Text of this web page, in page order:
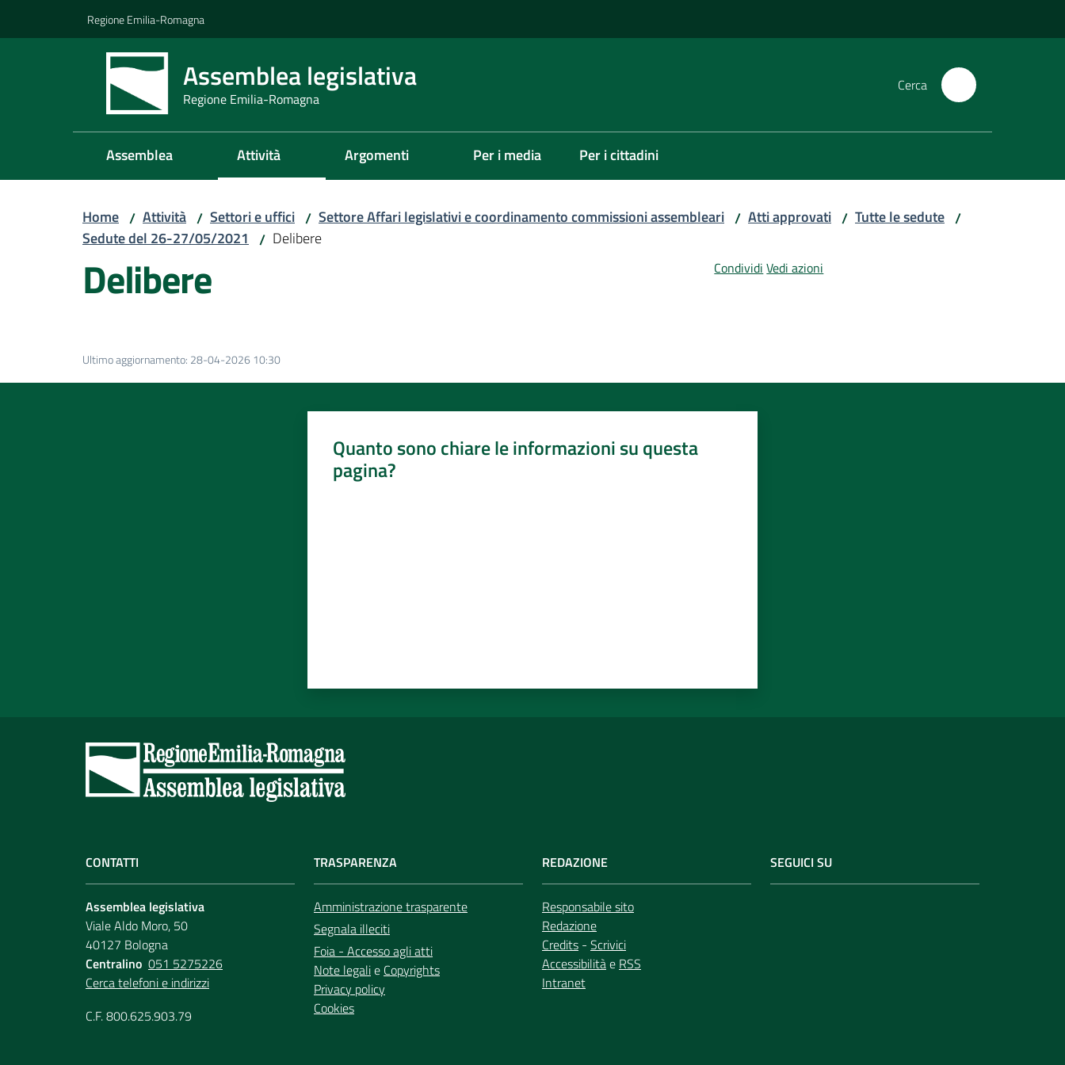
Regione Emilia-Romagna
Assemblea legislativa
Regione Emilia-Romagna
Cerca
Assemblea Attività Argomenti Per i media Per i cittadini
Home / Attività / Settori e uffici / Settore Affari legislativi e coordinamento commissioni assembleari / Atti approvati / Tutte le sedute /
Sedute del 26-27/05/2021 / Delibere
Delibere Condividi Vedi azioni
Ultimo aggiornamento: 28-04-2026 10:30
Quanto sono chiare le informazioni su questa
pagina?
CONTATTI
Assemblea legislativa
Viale Aldo Moro, 50
40127 Bologna
Centralino 051 5275226
Cerca telefoni e indirizzi
C.F. 800.625.903.79
TRASPARENZA
Amministrazione trasparente
Segnala illeciti
Foia - Accesso agli atti
Note legalie Copyrights
Privacy policy
Cookies
REDAZIONE
Responsabile sito
Redazione
Credits - Scrivici
Accessibilitàe RSS
Intranet
SEGUICI SU